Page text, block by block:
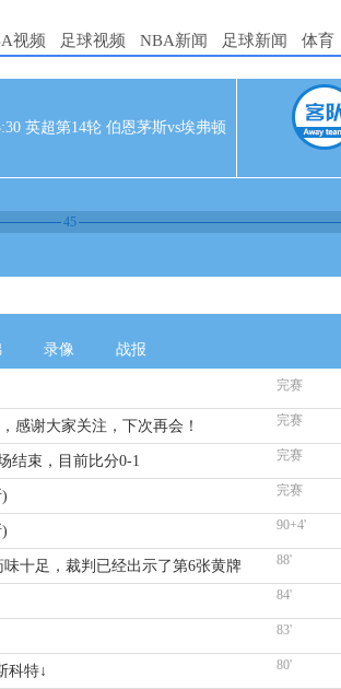
视频 足球视频 NBA新闻 足球新闻 体育
英超第14轮 伯恩茅斯vs埃弗顿
45
录像 战报
完赛
感谢大家关注，下次再会！ 完赛
结束，目前比分0-1 完赛
完赛
90+4'
十足，裁判已经出示了第6张黄牌 88'
84'
83'
科特↓ 80'